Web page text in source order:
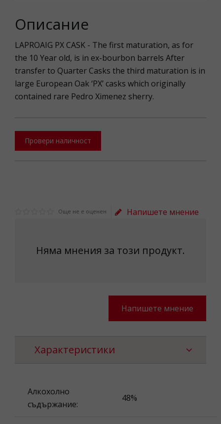
Описание
LAPROAIG PX CASK - The first maturation, as for
the 10 Year old, is in ex-bourbon barrels After
transfer to Quarter Casks the third maturation is in
large European Oak ‘PX’ casks which originally
contained rare Pedro Ximenez sherry.
Провери наличност
Още не е оценен Напишете мнение
Няма мнения за този продукт.
Напишете мнение
Характеристики
Алкохолно
съдържание:
48%